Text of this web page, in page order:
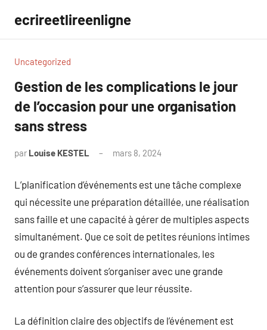
contenu
ecrireetlireenligne
Uncategorized
Gestion de les complications le jour
de l’occasion pour une organisation
sans stress
par Louise KESTEL mars 8, 2024
L’planification d’événements est une tâche complexe
qui nécessite une préparation détaillée, une réalisation
sans faille et une capacité à gérer de multiples aspects
simultanément. Que ce soit de petites réunions intimes
ou de grandes conférences internationales, les
événements doivent s’organiser avec une grande
attention pour s’assurer que leur réussite.
La définition claire des objectifs de l’événement est